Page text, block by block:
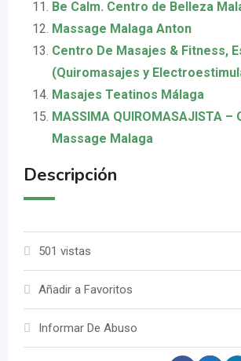
Be Calm. Centro de Belleza
Massage Malaga Anton
Centro De Masajes & Fitness,
(Quiromasajes y
Masajes Teatinos Málaga
MASSIMA QUIROMASAJISTA
Massage Malaga
Descripción
501 vistas
Añadir a Favoritos
Informar De Abuso